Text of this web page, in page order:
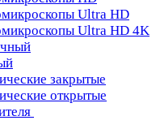
Ultra HD
Ultra HD 4K
закрытые
открытые